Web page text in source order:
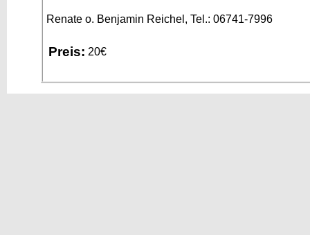
Renate o. Benjamin Reichel, Tel.: 06741-7996
Preis: 20€